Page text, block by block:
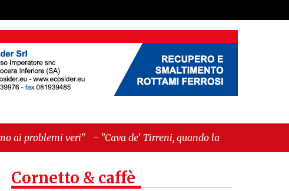
-"Cava de' Tirreni, quando la burocrazia dimentica
Cornetto & caffè